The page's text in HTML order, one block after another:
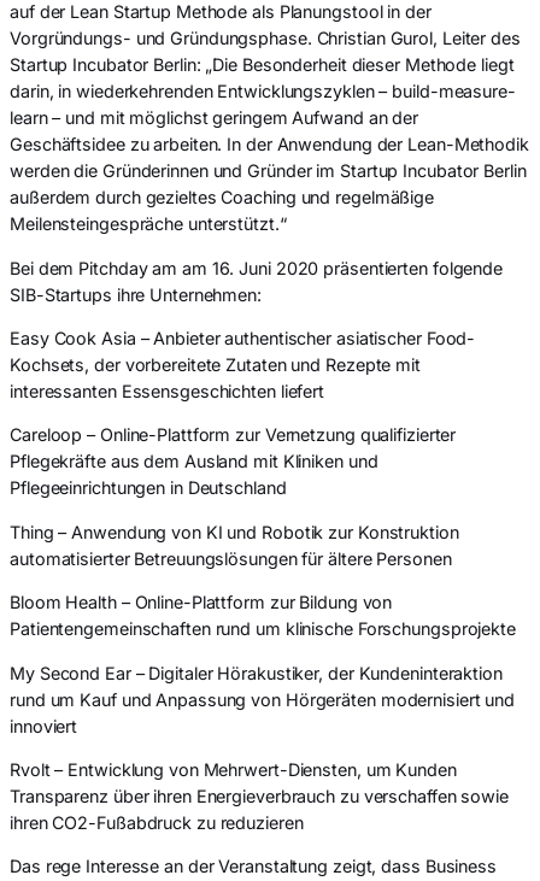
auf der Lean Startup Methode als Planungstool in der
Vorgründungs- und Gründungsphase. Christian Gurol, Leiter des
Startup Incubator Berlin: „Die Besonderheit dieser Methode liegt
darin, in wiederkehrenden Entwicklungszyklen – build-measure-
learn – und mit möglichst geringem Aufwand an der
Geschäftsidee zu arbeiten. In der Anwendung der Lean-Methodik
werden die Gründerinnen und Gründer im Startup Incubator Berlin
außerdem durch gezieltes Coaching und regelmäßige
Meilensteingespräche unterstützt.“
Bei dem Pitchday am am 16. Juni 2020 präsentierten folgende
SIB-Startups ihre Unternehmen:
Easy Cook Asia – Anbieter authentischer asiatischer Food-
Kochsets, der vorbereitete Zutaten und Rezepte mit
interessanten Essensgeschichten liefert
Careloop – Online-Plattform zur Vernetzung qualifizierter
Pflegekräfte aus dem Ausland mit Kliniken und
Pflegeeinrichtungen in Deutschland
Thing – Anwendung von KI und Robotik zur Konstruktion
automatisierter Betreuungslösungen für ältere Personen
Bloom Health – Online-Plattform zur Bildung von
Patientengemeinschaften rund um klinische Forschungsprojekte
My Second Ear – Digitaler Hörakustiker, der Kundeninteraktion
rund um Kauf und Anpassung von Hörgeräten modernisiert und
innoviert
Rvolt – Entwicklung von Mehrwert-Diensten, um Kunden
Transparenz über ihren Energieverbrauch zu verschaffen sowie
ihren CO2-Fußabdruck zu reduzieren
Das rege Interesse an der Veranstaltung zeigt, dass Business